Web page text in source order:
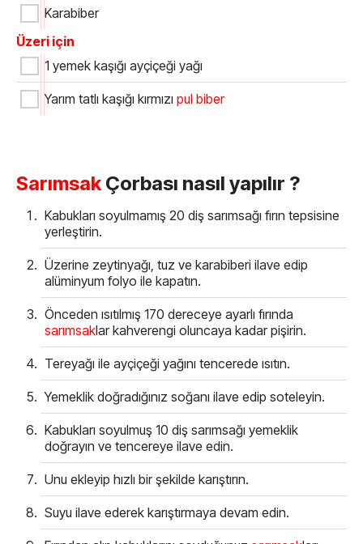
Karabiber
Üzeri için
1 yemek kaşığı ayçiçeği yağı
Yarım tatlı kaşığı kırmızı pul biber
SarımsakÇorbası nasıl yapılır ?
Kabukları soyulmamış 20 diş sarımsağı fırın tepsisine
yerleştirin.
Üzerine zeytinyağı, tuz ve karabiberi ilave edip
alüminyum folyo ile kapatın.
Önceden ısıtılmış 170 dereceye ayarlı fırında
sarımsaklar kahverengi oluncaya kadar pişirin.
Tereyağı ile ayçiçeği yağını tencerede ısıtın.
Yemeklik doğradığınız soğanı ilave edip soteleyin.
Kabukları soyulmuş 10 diş sarımsağı yemeklik
doğrayın ve tencereye ilave edin.
Unu ekleyip hızlı bir şekilde karıştırın.
Suyu ilave ederek karıştırmaya devam edin.